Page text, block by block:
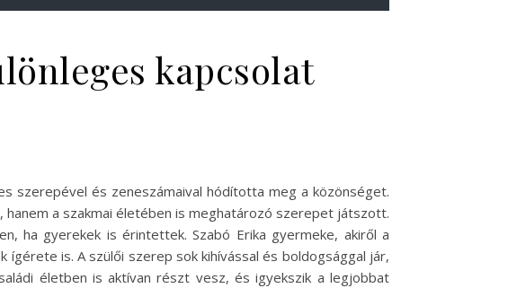
kapcsolat
szerepével és zeneszámaival hódította meg a közönséget.
hanem a szakmai életében is meghatározó szerepet játszott.
ha gyerekek is érintettek. Szabó Erika gyermeke, akiről a
is. A szülői szerep sok kihívással és boldogsággal jár,
életben is aktívan részt vesz, és igyekszik a legjobbat